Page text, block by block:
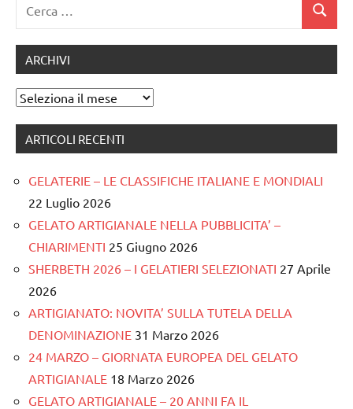
Cerca
ARCHIVI
Archivi
ARTICOLI RECENTI
GELATERIE – LE CLASSIFICHE ITALIANE E MONDIALI
22 Luglio 2026
GELATO ARTIGIANALE NELLA PUBBLICITA’ –
CHIARIMENTI 25 Giugno 2026
SHERBETH 2026 – I GELATIERI SELEZIONATI 27 Aprile
2026
ARTIGIANATO: NOVITA’ SULLA TUTELA DELLA
DENOMINAZIONE 31 Marzo 2026
24 MARZO – GIORNATA EUROPEA DEL GELATO
ARTIGIANALE 18 Marzo 2026
GELATO ARTIGIANALE – 20 ANNI FA IL